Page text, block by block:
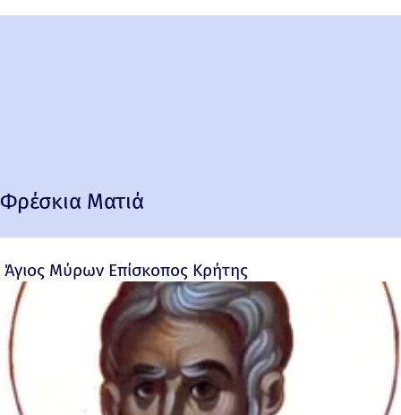
Φρέσκια Ματιά
Άγιος Μύρων Επίσκοπος Κρήτης